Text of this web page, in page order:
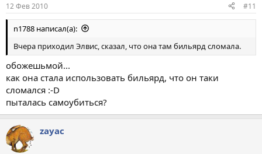
12 Фев 2010 #11
n1788 написал(а):
Вчера приходил Элвис, сказал, что она там бильярд сломала.
обожешьмой...
как она стала использовать бильярд, что он таки
сломался :-D
пыталась самоубиться?
zayac